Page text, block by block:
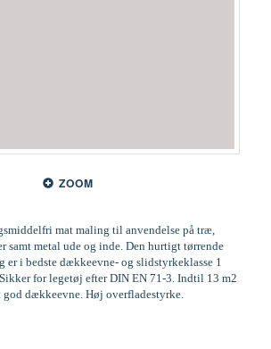
ZOOM
mat maling til anvendelse på træ,
samt metal ude og inde. Den hurtigt tørrende
er i bedste dækkeevne- og slidstyrkeklasse 1
for legetøj efter DIN EN 71-3. Indtil 13 m2
god dækkeevne. Høj overfladestyrke.